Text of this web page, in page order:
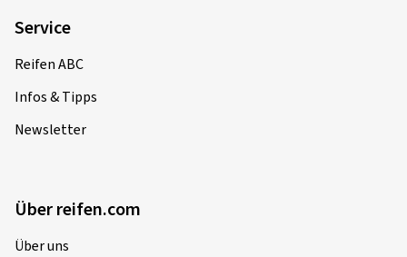
Service
Reifen ABC
Infos & Tipps
Newsletter
Über reifen.com
Über uns